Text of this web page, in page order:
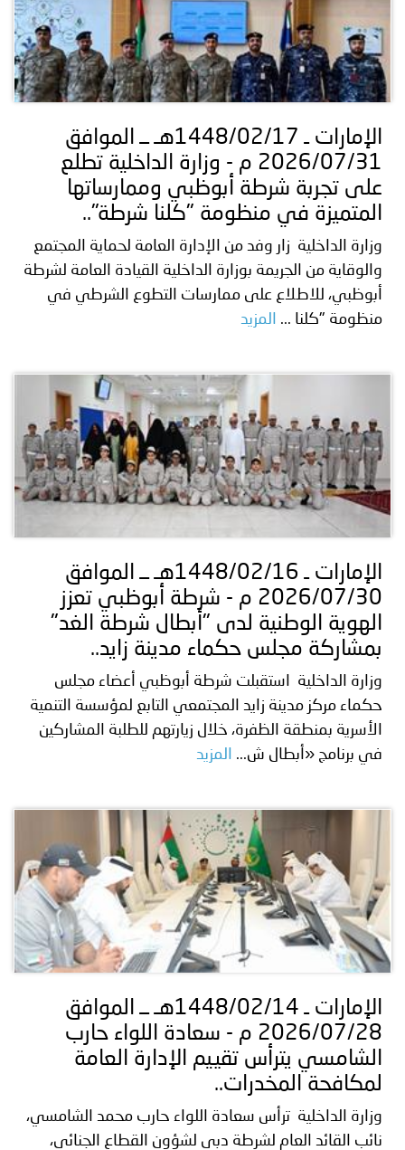
الإمارات ـ 1448/02/17هـ ــ الموافق
2026/07/31 م - وزارة الداخلية تطلع
على تجربة شرطة أبوظبي وممارساتها
المتميزة في منظومة "كلنا شرطة"..
وزارة الداخلية زار وفد من الإدارة العامة لحماية المجتمع
والوقاية من الجريمة بوزارة الداخلية القيادة العامة لشرطة
أبوظبي، للاطلاع على ممارسات التطوع الشرطي في
منظومة "كلنا ...
المزيد
الإمارات ـ 1448/02/16هـ ــ الموافق
2026/07/30 م - شرطة أبوظبي تعزز
الهوية الوطنية لدى "أبطال شرطة الغد"
بمشاركة مجلس حكماء مدينة زايد..
وزارة الداخلية استقبلت شرطة أبوظبي أعضاء مجلس
حكماء مركز مدينة زايد المجتمعي التابع لمؤسسة التنمية
الأسرية بمنطقة الظفرة، خلال زيارتهم للطلبة المشاركين
في برنامج «أبطال ش...
المزيد
الإمارات ـ 1448/02/14هـ ــ الموافق
2026/07/28 م - سعادة اللواء حارب
الشامسي يترأس تقييم الإدارة العامة
لمكافحة المخدرات..
وزارة الداخلية ترأس سعادة اللواء حارب محمد الشامسي،
نائب القائد العام لشرطة دبي لشؤون القطاع الجنائي،